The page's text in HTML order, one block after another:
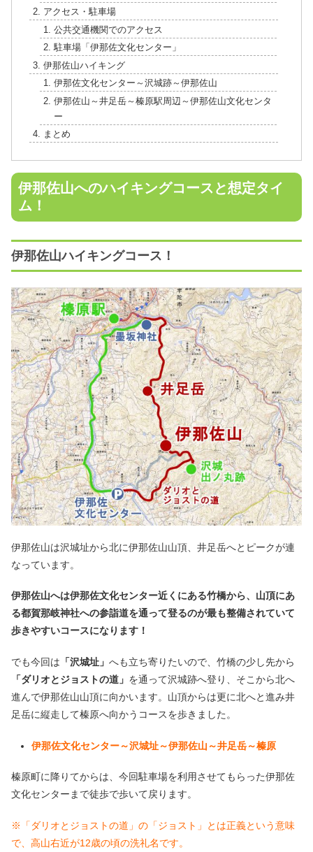
アクセス・駐車場
公共交通機関でのアクセス
駐車場「伊那佐文化センター」
伊那佐山ハイキング
伊那佐文化センター～沢城跡～伊那佐山
伊那佐山～井足岳～榛原駅周辺～伊那佐山文化センタ
ー
まとめ
伊那佐山へのハイキングコースと想定タイ
ム！
伊那佐山ハイキングコース！
伊那佐山は沢城址から北に伊那佐山山頂、井足岳へとピークが連
なっています。
伊那佐山へは伊那佐文化センター近くにある竹橋から、山頂にあ
る都賀那岐神社への参詣道を通って登るのが最も整備されていて
歩きやすいコースになります！
でも今回は 「沢城址」 へも立ち寄りたいので、竹橋の少し先から
「ダリオとジョストの道」 を通って沢城跡へ登り、そこから北へ
進んで伊那佐山山頂に向かいます。山頂からは更に北へと進み井
足岳に縦走して榛原へ向かうコースを歩きました。
伊那佐文化センター～沢城址～伊那佐山～井足岳～榛原
榛原町に降りてからは、今回駐車場を利用させてもらった伊那佐
文化センターまで徒歩で歩いて戻ります。
※「ダリオとジョストの道」の「ジョスト」とは正義という意味
で、高山右近が12歳の頃の洗礼名です。